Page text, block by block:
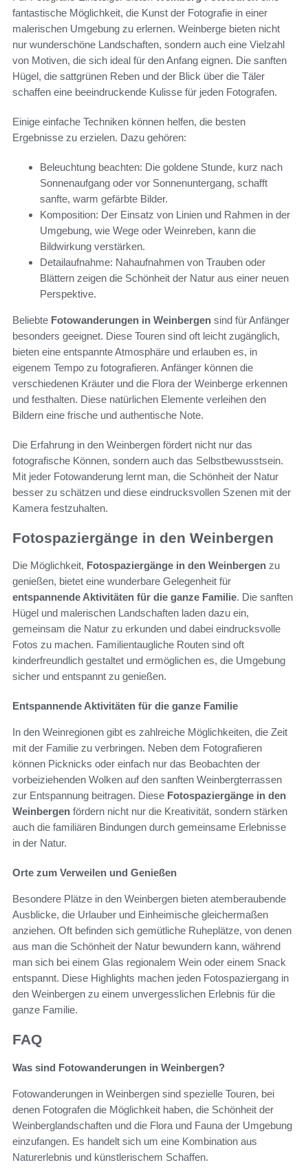
fantastische Möglichkeit, die Kunst der Fotografie in einer
malerischen Umgebung zu erlernen. Weinberge bieten nicht
nur wunderschöne Landschaften, sondern auch eine Vielzahl
von Motiven, die sich ideal für den Anfang eignen. Die sanften
Hügel, die sattgrünen Reben und der Blick über die Täler
schaffen eine beeindruckende Kulisse für jeden Fotografen.
Einige einfache Techniken können helfen, die besten
Ergebnisse zu erzielen. Dazu gehören:
Beleuchtung beachten: Die goldene Stunde, kurz nach
Sonnenaufgang oder vor Sonnenuntergang, schafft
sanfte, warm gefärbte Bilder.
Komposition: Der Einsatz von Linien und Rahmen in der
Umgebung, wie Wege oder Weinreben, kann die
Bildwirkung verstärken.
Detailaufnahme: Nahaufnahmen von Trauben oder
Blättern zeigen die Schönheit der Natur aus einer neuen
Perspektive.
Beliebte Fotowanderungen in Weinbergen sind für Anfänger
besonders geeignet. Diese Touren sind oft leicht zugänglich,
bieten eine entspannte Atmosphäre und erlauben es, in
eigenem Tempo zu fotografieren. Anfänger können die
verschiedenen Kräuter und die Flora der Weinberge erkennen
und festhalten. Diese natürlichen Elemente verleihen den
Bildern eine frische und authentische Note.
Die Erfahrung in den Weinbergen fördert nicht nur das
fotografische Können, sondern auch das Selbstbewusstsein.
Mit jeder Fotowanderung lernt man, die Schönheit der Natur
besser zu schätzen und diese eindrucksvollen Szenen mit der
Kamera festzuhalten.
Fotospaziergänge in den Weinbergen
Die Möglichkeit, Fotospaziergänge in den Weinbergen zu
genießen, bietet eine wunderbare Gelegenheit für
entspannende Aktivitäten für die ganze Familie. Die sanften
Hügel und malerischen Landschaften laden dazu ein,
gemeinsam die Natur zu erkunden und dabei eindrucksvolle
Fotos zu machen. Familientaugliche Routen sind oft
kinderfreundlich gestaltet und ermöglichen es, die Umgebung
sicher und entspannt zu genießen.
Entspannende Aktivitäten für die ganze Familie
In den Weinregionen gibt es zahlreiche Möglichkeiten, die Zeit
mit der Familie zu verbringen. Neben dem Fotografieren
können Picknicks oder einfach nur das Beobachten der
vorbeiziehenden Wolken auf den sanften Weinbergterrassen
zur Entspannung beitragen. Diese Fotospaziergänge in den
Weinbergen fördern nicht nur die Kreativität, sondern stärken
auch die familiären Bindungen durch gemeinsame Erlebnisse
in der Natur.
Orte zum Verweilen und Genießen
Besondere Plätze in den Weinbergen bieten atemberaubende
Ausblicke, die Urlauber und Einheimische gleichermaßen
anziehen. Oft befinden sich gemütliche Ruheplätze, von denen
aus man die Schönheit der Natur bewundern kann, während
man sich bei einem Glas regionalem Wein oder einem Snack
entspannt. Diese Highlights machen jeden Fotospaziergang in
den Weinbergen zu einem unvergesslichen Erlebnis für die
ganze Familie.
FAQ
Was sind Fotowanderungen in Weinbergen?
Fotowanderungen in Weinbergen sind spezielle Touren, bei
denen Fotografen die Möglichkeit haben, die Schönheit der
Weinberglandschaften und die Flora und Fauna der Umgebung
einzufangen. Es handelt sich um eine Kombination aus
Naturerlebnis und künstlerischem Schaffen.